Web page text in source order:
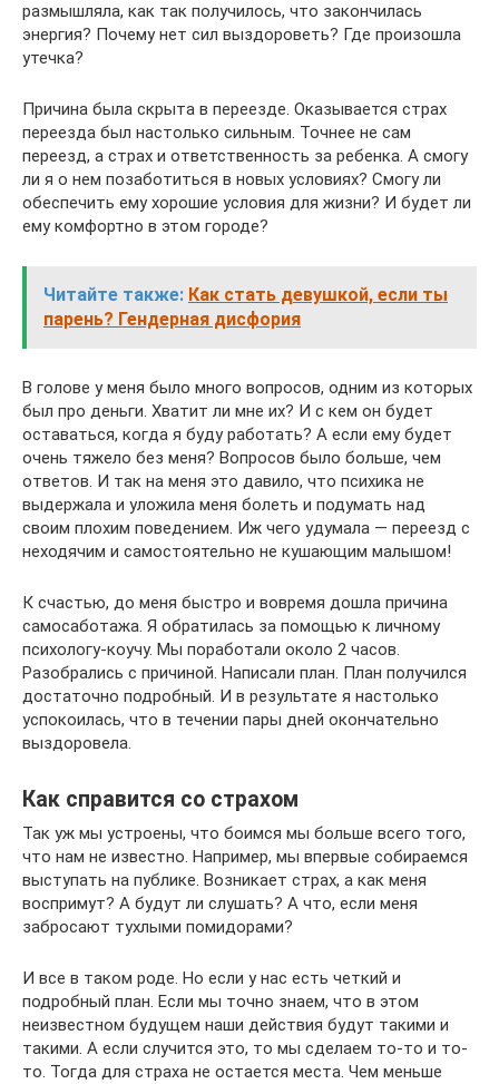
размышляла, как так получилось, что закончилась
энергия? Почему нет сил выздороветь? Где произошла
утечка?
Причина была скрыта в переезде. Оказывается страх
переезда был настолько сильным. Точнее не сам
переезд, а страх и ответственность за ребенка. А смогу
ли я о нем позаботиться в новых условиях? Смогу ли
обеспечить ему хорошие условия для жизни? И будет ли
ему комфортно в этом городе?
Читайте также: Как стать девушкой, если ты
парень? Гендерная дисфория
В голове у меня было много вопросов, одним из которых
был про деньги. Хватит ли мне их? И с кем он будет
оставаться, когда я буду работать? А если ему будет
очень тяжело без меня? Вопросов было больше, чем
ответов. И так на меня это давило, что психика не
выдержала и уложила меня болеть и подумать над
своим плохим поведением. Иж чего удумала — переезд с
неходячим и самостоятельно не кушающим малышом!
К счастью, до меня быстро и вовремя дошла причина
самосаботажа. Я обратилась за помощью к личному
психологу-коучу. Мы поработали около 2 часов.
Разобрались с причиной. Написали план. План получился
достаточно подробный. И в результате я настолько
успокоилась, что в течении пары дней окончательно
выздоровела.
Как справится со страхом
Так уж мы устроены, что боимся мы больше всего того,
что нам не известно. Например, мы впервые собираемся
выступать на публике. Возникает страх, а как меня
воспримут? А будут ли слушать? А что, если меня
забросают тухлыми помидорами?
И все в таком роде. Но если у нас есть четкий и
подробный план. Если мы точно знаем, что в этом
неизвестном будущем наши действия будут такими и
такими. А если случится это, то мы сделаем то-то и то-
то. Тогда для страха не остается места. Чем меньше